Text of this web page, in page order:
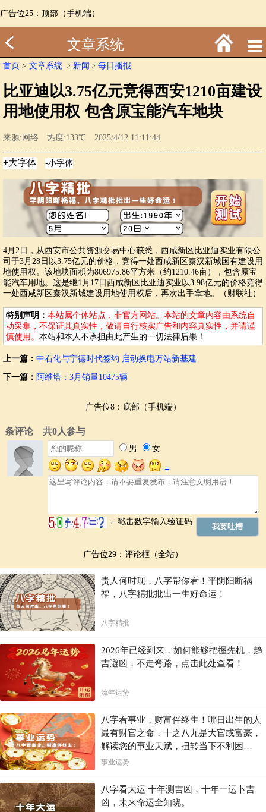
广告位25：顶部（手机端）
文章系统
首页 > 文章系统 ﹥ 新闻 ﹥ 每日播报
比亚迪以3.75亿元竞得西安1210亩建设
用地使用权 包含原宝能汽车地块
来源:网络 热度:133℃ 2025/4/12 11:11:44
4月2日，从西安市公共资源交易中心获悉，西咸新区比亚迪实业有限公
司于3月28日以3.75亿元的价格，竞得一处西咸新区秦汉新城国有建设用
地使用权。该地块面积为806975.86平方米（约1210.46亩），包含原宝
能汽车用地。这是继1月17日西咸新区比亚迪实业以3.98亿元的价格竞得
一处西咸新区秦汉新城建设用地使用权后，再次出手拿地。（财联社）
特别声明： 本站属个体站点，非官方网站。本站的文章内容由系统自
动采集，不保证其真实性，敬请自行核实广告和内容真实性，并请谨
慎使用。 本站和本人不承担由此产生的一切法律后果！
上一篇： 中石化与宁德时代签约 启动换电万站新基建
下一篇： 阿维塔：3月销量10475辆
广告位8：底部（手机端）
广告位29：评论框（全站）
贵人何时现，八字帮你看！平阴阳断祸
福，八字精批批出一生好命运！
八字精批
2026年已经到来，如何能够把握先机，趋
吉避凶，不走弯路，点击此处查看！
流年运势
八字看事业，财富伴终生！哪日出生的人
最有财官之命，十之八九是大官或富豪，
解读您的事业天赋，扭转当下不利困
局！！
事业运势
八字看大运 十年测吉凶，十年一运卜吉
凶，未来命运全知晓。